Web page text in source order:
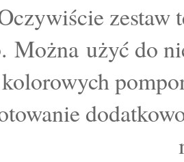
zestaw
Można użyć do